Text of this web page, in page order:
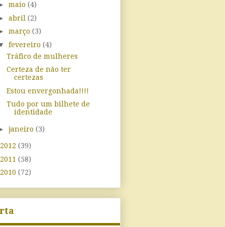
maio (4)
abril (2)
março (3)
fevereiro (4)
Tráfico de mulheres
Certeza de não ter
certezas
Estou envergonhada!!!!
Tudo por um bilhete de
identidade
janeiro (3)
2012 (39)
2011 (58)
2010 (72)